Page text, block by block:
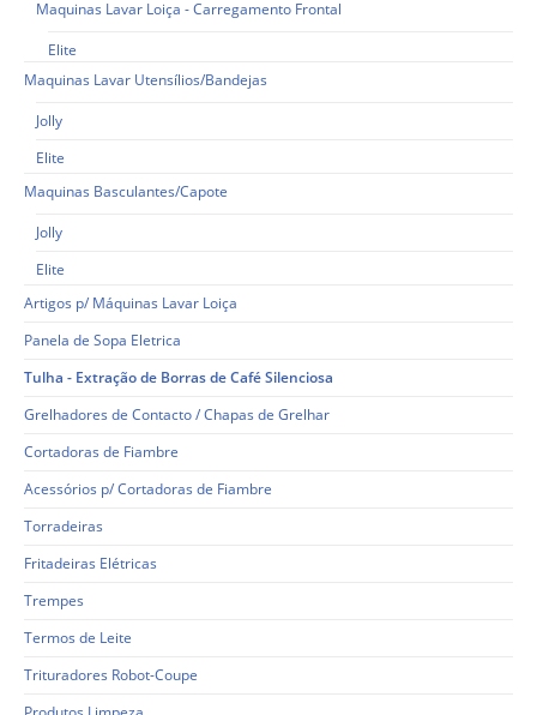
Maquinas Lavar Loiça - Carregamento Frontal
Elite
Maquinas Lavar Utensílios/Bandejas
Jolly
Elite
Maquinas Basculantes/Capote
Jolly
Elite
Artigos p/ Máquinas Lavar Loiça
Panela de Sopa Eletrica
Tulha - Extração de Borras de Café Silenciosa
Grelhadores de Contacto / Chapas de Grelhar
Cortadoras de Fiambre
Acessórios p/ Cortadoras de Fiambre
Torradeiras
Fritadeiras Elétricas
Trempes
Termos de Leite
Trituradores Robot-Coupe